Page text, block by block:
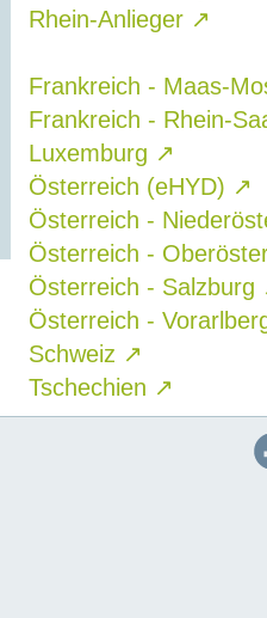
Rhein-Anlieger ↗
Frankreich - Maas-
Frankreich - Rhein-
Luxemburg ↗
Österreich (eHYD) ↗
Österreich -
Österreich -
Österreich - Salzburg
Österreich -
Schweiz ↗
Tschechien ↗